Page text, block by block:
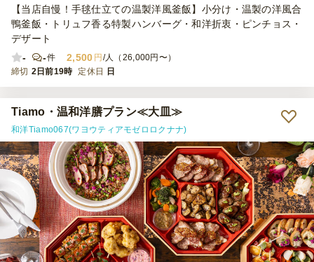
【当店自慢！手毬仕立ての温製洋風釜飯】小分け・温製の洋風合
鴨釜飯・トリュフ香る特製ハンバーグ・和洋折衷・ピンチョス・
デザート
-
-件 2,500 円 /人（26,000円〜）
締切 2日前19時 定休日 日
Tiamo・温和洋膳プラン≪大皿≫
和洋Tiamo067(ワヨウティアモゼロロクナナ)